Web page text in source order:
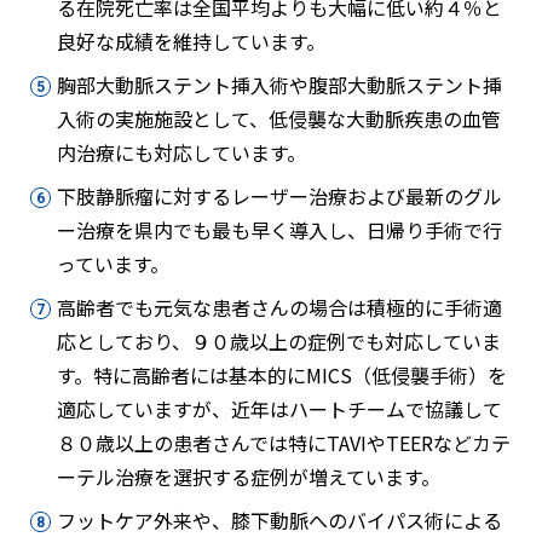
る在院死亡率は全国平均よりも大幅に低い約４％と
良好な成績を維持しています。
胸部大動脈ステント挿入術や腹部大動脈ステント挿
入術の実施施設として、低侵襲な大動脈疾患の血管
内治療にも対応しています。
下肢静脈瘤に対するレーザー治療および最新のグル
ー治療を県内でも最も早く導入し、日帰り手術で行
っています。
高齢者でも元気な患者さんの場合は積極的に手術適
応としており、９０歳以上の症例でも対応していま
す。特に高齢者には基本的にMICS（低侵襲手術）を
適応していますが、近年はハートチームで協議して
８０歳以上の患者さんでは特にTAVIやTEERなどカテ
ーテル治療を選択する症例が増えています。
フットケア外来や、膝下動脈へのバイパス術による